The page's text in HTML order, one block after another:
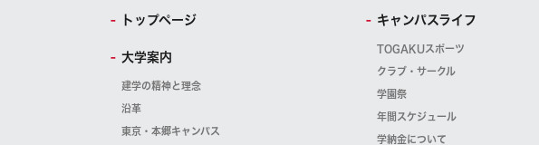
トップページ
大学案内
建学の精神と理念
沿革
東京・本郷キャンパス
キャンパスライフ
TOGAKUスポーツ
クラブ・サークル
学園祭
年間スケジュール
学納金について